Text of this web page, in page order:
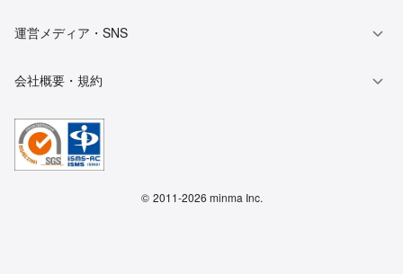
運営メディア・SNS
会社概要・規約
© 2011-2026 minma Inc.